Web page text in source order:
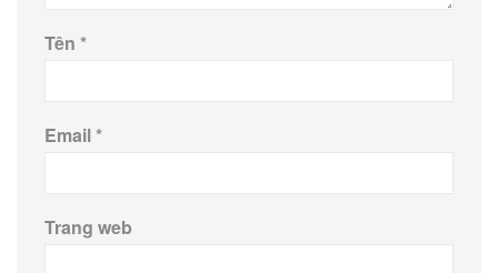
Tên *
Email*
Trang web